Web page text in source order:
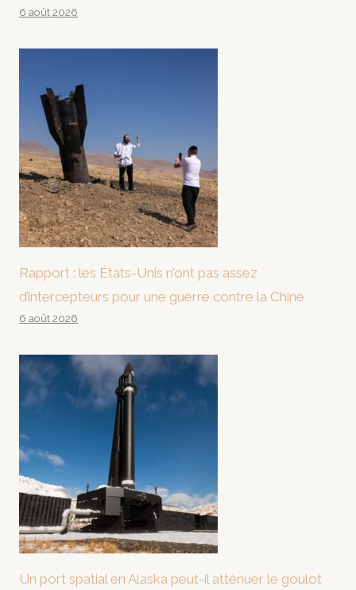
6 août 2026
Rapport : les États-Unis n’ont pas assez
d’intercepteurs pour une guerre contre la Chine
6 août 2026
Un port spatial en Alaska peut-il atténuer le goulot